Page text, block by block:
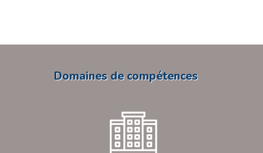
Domaines de compétences